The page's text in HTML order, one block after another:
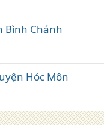
Bình Chánh
Hóc Môn